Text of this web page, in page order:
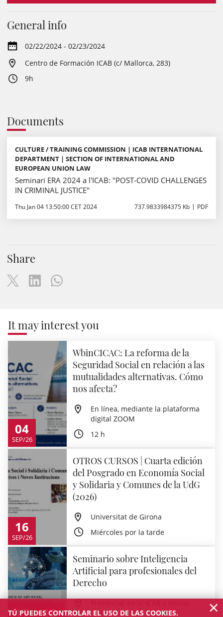
General info
02/22/2024 - 02/23/2024
Centro de Formación ICAB (c/ Mallorca, 283)
9h
Documents
CULTURE / TRAINING COMMISSION | ICAB INTERNATIONAL
DEPARTMENT | SECTION OF INTERNATIONAL AND
EUROPEAN UNION LAW
Seminari ERA 2024 a l'ICAB: "POST-COVID CHALLENGES
IN CRIMINAL JUSTICE"
Thu Jan 04 13:50:00 CET 2024 737.9833984375 Kb PDF
Share
It may interest you
04
SEP/26
WbinCICAC: La reforma de la
Seguridad Social en relación a las
mutualidades alternativas. Cómo
nos afecta?
En línea, mediante la plataforma
digital ZOOM
12 h
16
SEP/26
OTROS CURSOS | Cuarta edición
del Posgrado en Economía Social
y Solidaria y Comunes de la UdG
(2026)
Universitat de Girona
Miércoles por la tarde
17 18
Seminario sobre Inteligencia
Artificial para profesionales del
Derecho
TÚ PUEDES CONTROLAR EL USO DE LAS COOKIES. ×